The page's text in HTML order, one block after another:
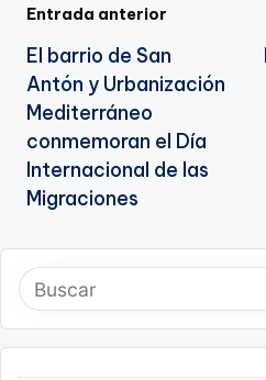
Navegación
de
entradas
Entrada anterior
El barrio de San
Antón y Urbanización
Mediterráneo
conmemoran el Día
Internacional de las
Migraciones